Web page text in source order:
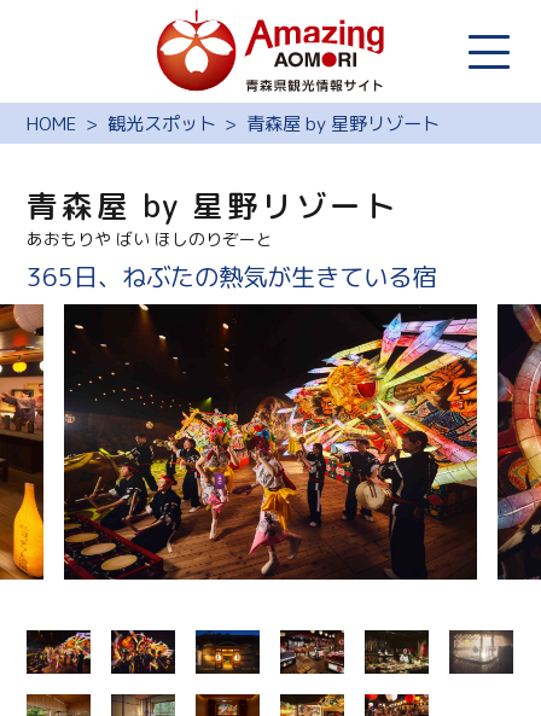
HOME 観光スポット 青森屋 by 星野リゾート
青森屋 by 星野リゾート
あおもりや ばい ほしのりぞーと
365日、ねぶたの熱気が生きている宿